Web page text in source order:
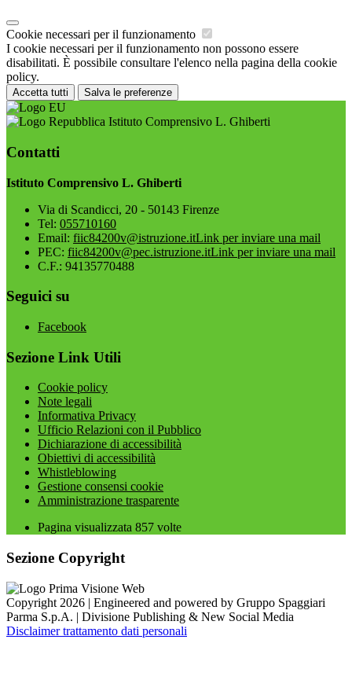
Cookie necessari per il funzionamento
I cookie necessari per il funzionamento non possono essere
disabilitati. È possibile consultare l'elenco nella pagina della cookie
policy.
Accetta tutti Salva le preferenze
Istituto Comprensivo L. Ghiberti
Contatti
Istituto Comprensivo L. Ghiberti
Via di Scandicci, 20 - 50143 Firenze
Tel: 055710160
Email: fiic84200v@istruzione.itLink per inviare una mail
PEC: fiic84200v@pec.istruzione.itLink per inviare una mail
C.F.: 94135770488
Seguici su
Facebook
Sezione Link Utili
Cookie policy
Note legali
Informativa Privacy
Ufficio Relazioni con il Pubblico
Dichiarazione di accessibilità
Obiettivi di accessibilità
Whistleblowing
Gestione consensi cookie
Amministrazione trasparente
Pagina visualizzata 857 volte
Sezione Copyright
Copyright 2026 | Engineered and powered by Gruppo Spaggiari
Parma S.p.A. | Divisione Publishing & New Social Media
Disclaimer trattamento dati personali